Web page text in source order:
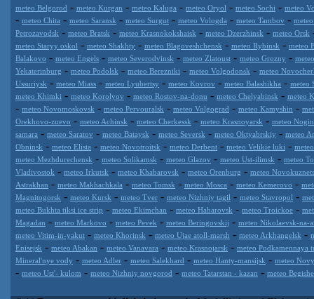
meteo Belgorod - meteo Kurgan - meteo Kaluga - meteo Oryol - meteo Sochi - meteo
- meteo Chita - meteo Saransk - meteo Surgut - meteo Vologda - meteo Tambov -
Petrozavodsk - meteo Bratsk - meteo Krasnokokshaisk - meteo Dzerzhinsk - meteo Orsk
meteo Staryy oskol - meteo Shakhty - meteo Blagoveshchensk - meteo Rybinsk - meteo
Balakovo - meteo Engels - meteo Severodvinsk - meteo Zlatoust - meteo Grozny -
Yekaterinburg - meteo Podolsk - meteo Berezniki - meteo Volgodonsk - meteo
Ussuriysk - meteo Miass - meteo Lyubertsy - meteo Kovrov - meteo Balashikha - meteo
meteo Khimki - meteo Korolyov - meteo Rostov-na-donu - meteo Chelyabinsk - meteo
- meteo Novomoskovsk - meteo Pervouralsk - meteo Volgograd - meteo Kamyshin -
Orekhovo-zuevo - meteo Achinsk - meteo Cherkessk - meteo Krasnoyarsk - meteo
samara - meteo Saratov - meteo Bataysk - meteo Seversk - meteo Oktyabrskiy - meteo
Obninsk - meteo Elista - meteo Novotroitsk - meteo Derbent - meteo Velikie luki -
meteo Mezhdurechensk - meteo Solikamsk - meteo Glazov - meteo Ust-ilimsk - meteo
Vladivostok - meteo Irkutsk - meteo Khabarovsk - meteo Orenburg - meteo
Astrakhan - meteo Makhachkala - meteo Tomsk - meteo Mosca - meteo Kemerovo -
Magnitogorsk - meteo Kursk - meteo Tver - meteo Nizhniy tagil - meteo Stavropol -
meteo Bukhta tiksi ice strip - meteo Ekimchan - meteo Habarovsk - meteo Troickoe -
Magadan - meteo Markovo - meteo Pevek - meteo Beringovskij - meteo Nikolaevsk-na-
meteo Vitim-in-yakut - meteo Khorinsk - meteo Ujae atoll-marsh - meteo Arkhangelsk -
Enisejsk - meteo Abakan - meteo Vanavara - meteo Krasnojarsk - meteo Podkamennaya
Mineral'nye vody - meteo Adler - meteo Salekhard - meteo Hanty-mansijsk - meteo
- meteo Ust'- kulom - meteo Nizhniy novgorod - meteo Tatarstan - kazan - meteo